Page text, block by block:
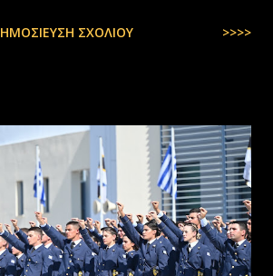
ΣΧΟΛΊΟΥ >>>>